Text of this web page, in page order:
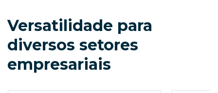
Versatilidade para
diversos setores
empresariais